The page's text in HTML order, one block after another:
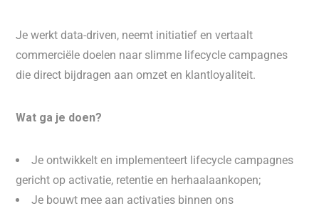
Je werkt data-driven, neemt initiatief en vertaalt
commerciële doelen naar slimme lifecycle campagnes
die direct bijdragen aan omzet en klantloyaliteit.
Wat ga je doen?
Je ontwikkelt en implementeert lifecycle campagnes
gericht op activatie, retentie en herhaalaankopen;
Je bouwt mee aan activaties binnen ons